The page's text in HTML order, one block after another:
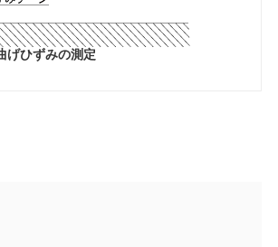
げひずみの測定